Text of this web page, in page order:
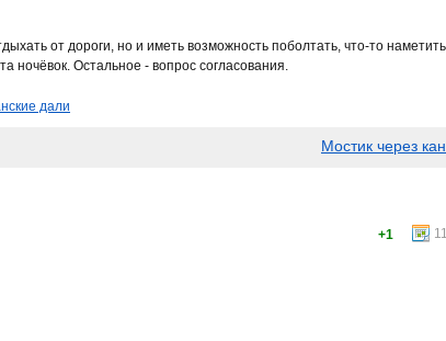
от дороги, но и иметь возможность поболтать, что-то
ночёвок. Остальное - вопрос согласования.
дали
Мостик через
+1